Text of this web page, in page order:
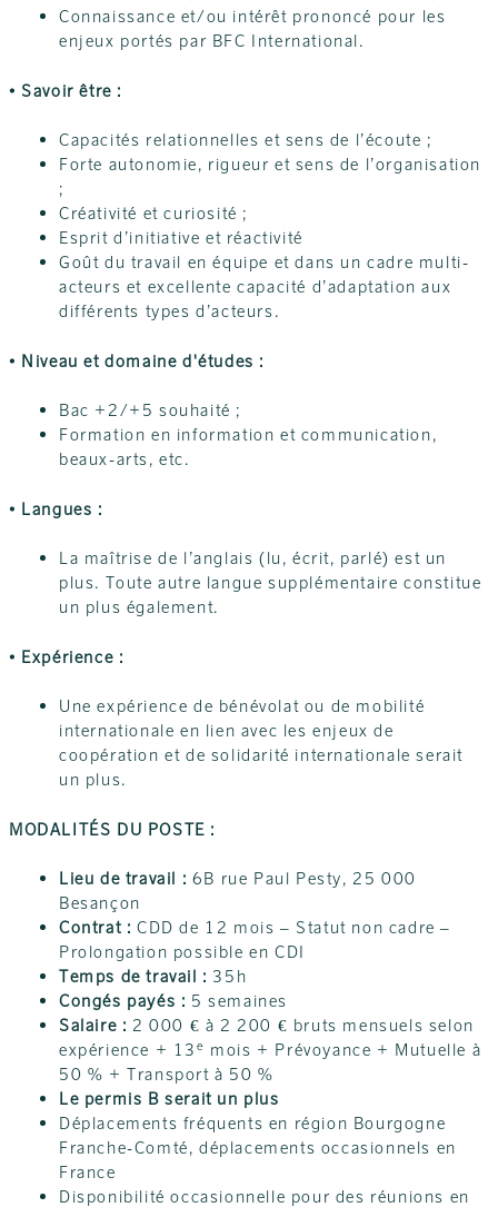
Connaissance et/ou intérêt prononcé pour les
enjeux portés par BFC International.
• Savoir être :
Capacités relationnelles et sens de l’écoute ;
Forte autonomie, rigueur et sens de l’organisation
;
Créativité et curiosité ;
Esprit d’initiative et réactivité
Goût du travail en équipe et dans un cadre multi-
acteurs et excellente capacité d’adaptation aux
différents types d’acteurs.
• Niveau et domaine d'études :
Bac +2/+5 souhaité ;
Formation en information et communication,
beaux-arts, etc.
• Langues :
La maîtrise de l’anglais (lu, écrit, parlé) est un
plus. Toute autre langue supplémentaire constitue
un plus également.
• Expérience :
Une expérience de bénévolat ou de mobilité
internationale en lien avec les enjeux de
coopération et de solidarité internationale serait
un plus.
MODALITÉS DU POSTE :
Lieu de travail : 6B rue Paul Pesty, 25 000
Besançon
Contrat : CDD de 12 mois – Statut non cadre –
Prolongation possible en CDI
Temps de travail : 35h
Congés payés : 5 semaines
Salaire : 2 000 € à 2 200 € bruts mensuels selon
expérience + 13 e mois + Prévoyance + Mutuelle à
50 % + Transport à 50 %
Le permis B serait un plus
Déplacements fréquents en région Bourgogne
Franche-Comté, déplacements occasionnels en
France
Disponibilité occasionnelle pour des réunions en